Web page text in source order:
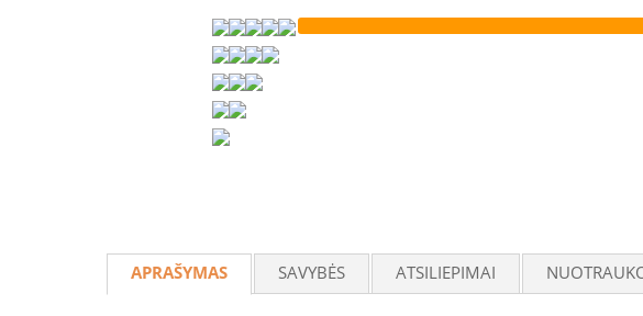
APRAŠYMAS SAVYBĖS ATSILIEPIMAI